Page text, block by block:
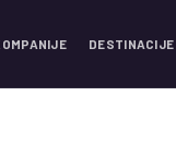
DESTINACIJE